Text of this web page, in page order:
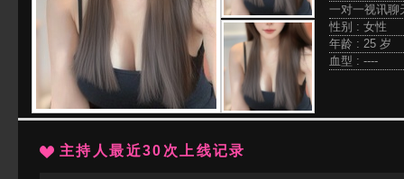
一对一视讯
性别 : 女性
年龄 : 25 岁
血型 : ----
主持人最近30次上线记录